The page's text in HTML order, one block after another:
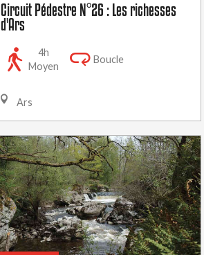
Circuit Pédestre N°26 : Les richesses
d'Ars
4h
Moyen
Boucle
Ars